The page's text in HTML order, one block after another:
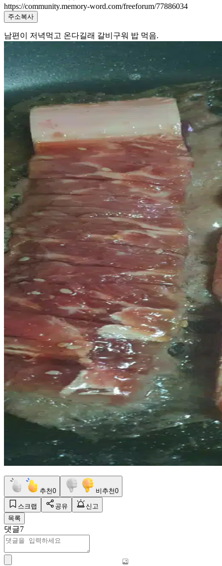
https://community.memory-word.com/freeforum/77886034
주소복사
남편이 저녁먹고 온다길래 갈비구워 밥 먹음.
추천0 비추천0
스크랩 공유
신고
목록
댓글7